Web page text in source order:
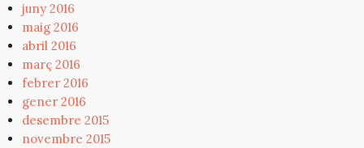
juny 2016
maig 2016
abril 2016
març 2016
febrer 2016
gener 2016
desembre 2015
novembre 2015